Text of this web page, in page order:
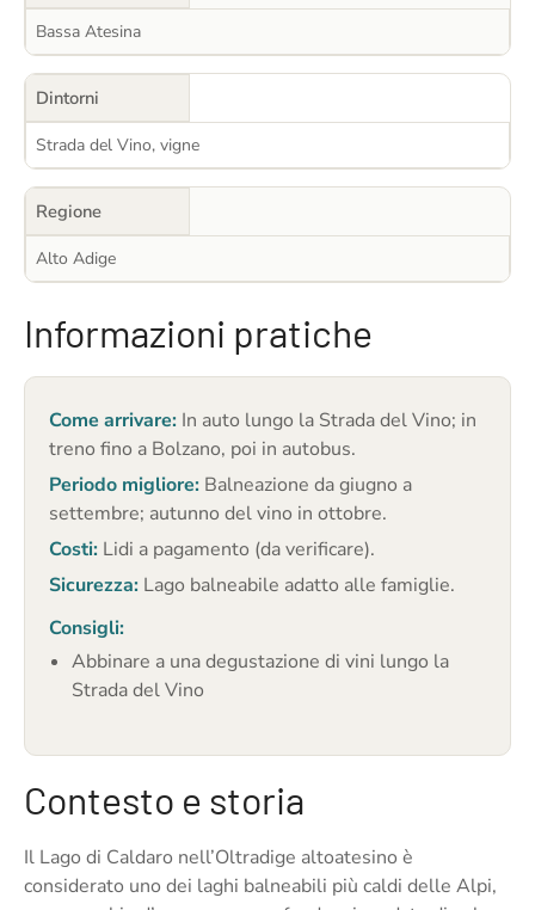
Bassa Atesina
Dintorni
Strada del Vino, vigne
Regione
Alto Adige
Informazioni pratiche
Come arrivare: In auto lungo la Strada del Vino; in
treno fino a Bolzano, poi in autobus.
Periodo migliore: Balneazione da giugno a
settembre; autunno del vino in ottobre.
Costi: Lidi a pagamento (da verificare).
Sicurezza: Lago balneabile adatto alle famiglie.
Consigli:
Abbinare a una degustazione di vini lungo la
Strada del Vino
Contesto e storia
Il Lago di Caldaro nell’Oltradige altoatesino è
considerato uno dei laghi balneabili più caldi delle Alpi,